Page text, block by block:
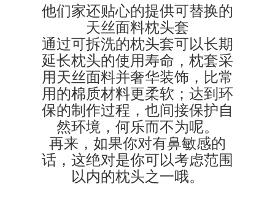
他们家还贴心的提供可替换的
天丝面料枕头套
通过可拆洗的枕头套可以长期
延长枕头的使用寿命，枕套采
用天丝面料并奢华装饰，比常
用的棉质材料更柔软；达到环
保的制作过程，也间接保护自
然环境，何乐而不为呢。
再来，如果你对有鼻敏感的
话，这绝对是你可以考虑范围
以内的枕头之一哦。